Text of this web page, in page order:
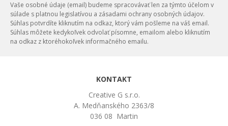
Vaše osobné údaje (email) budeme spracovávať len za týmto účelom v
súlade s platnou legislatívou a zásadami ochrany osobných údajov.
Súhlas potvrdíte kliknutím na odkaz, ktorý vám pošleme na váš email.
Súhlas môžete kedykoľvek odvolať písomne, emailom alebo kliknutím
na odkaz z ktoréhokoľvek informačného emailu.
KONTAKT
Creative G s.r.o.
A. Medňanského 2363/8
036 08 Martin